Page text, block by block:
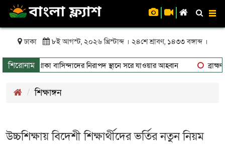
ঢাকা ৮ই আগস্ট, ২০২৬ খ্রিস্টাব্দ । ২৪শে শ্রাবণ, ১৪৩৩ বঙ্গাব্দ ।
শিরোনাম
ঝুঁকিতে থাকা বাসিন্দাদের নিরাপদ স্থানে সরে যাওয়ার আহ্বান
শিক্ষাঙ্গন
উচ্চশিক্ষায় বিদেশী শিক্ষার্থীদের ভর্তির নতুন নিয়ম